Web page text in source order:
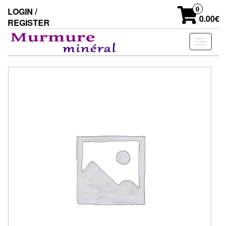
the
content
LOGIN /
REGISTER
0
0.00€
Toggle